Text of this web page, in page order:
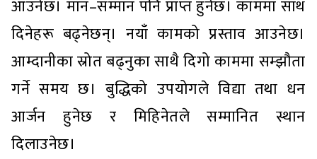
आउनेछ। मान–सम्मान पनि प्राप्त हुनेछ। काममा साथ
दिनेहरू बढ्नेछन्। नयाँ कामको प्रस्ताव आउनेछ।
आम्दानीका स्रोत बढ्नुका साथै दिगो काममा सम्झौता
गर्ने समय छ। बुद्धिको उपयोगले विद्या तथा धन
आर्जन हुनेछ र मिहिनेतले सम्मानित स्थान
दिलाउनेछ।